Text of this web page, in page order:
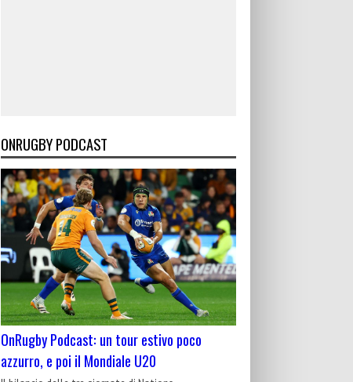
ONRUGBY PODCAST
OnRugby Podcast: un tour estivo poco
azzurro, e poi il Mondiale U20